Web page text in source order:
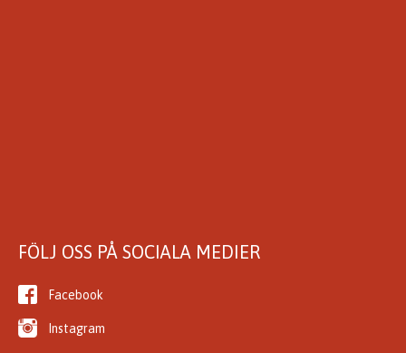
FÖLJ OSS PÅ SOCIALA MEDIER
Facebook
Instagram